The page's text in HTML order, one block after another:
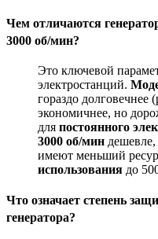
Чем отличаются
3000 об/мин?
Это ключевой
электростанций.
гораздо долговечнее
экономичнее, но
для постоянного
3000 об/мин
имеют меньший
использования до
Что означает степень
генератора?